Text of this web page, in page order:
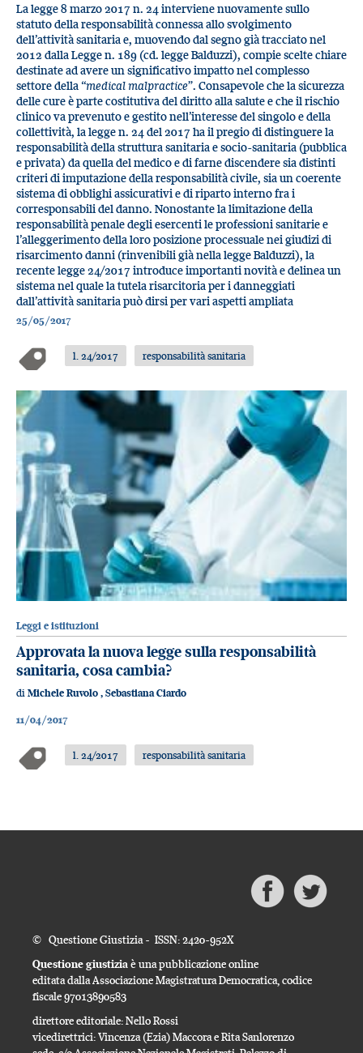
La legge 8 marzo 2017 n. 24 interviene nuovamente sullo
statuto della responsabilità connessa allo svolgimento
dell’attività sanitaria e, muovendo dal segno già tracciato nel
2012 dalla Legge n. 189 (cd. legge Balduzzi), compie scelte chiare
destinate ad avere un significativo impatto nel complesso
settore della “medical malpractice”. Consapevole che la sicurezza
delle cure è parte costitutiva del diritto alla salute e che il rischio
clinico va prevenuto e gestito nell’interesse del singolo e della
collettività, la legge n. 24 del 2017 ha il pregio di distinguere la
responsabilità della struttura sanitaria e socio-sanitaria (pubblica
e privata) da quella del medico e di farne discendere sia distinti
criteri di imputazione della responsabilità civile, sia un coerente
sistema di obblighi assicurativi e di riparto interno fra i
corresponsabili del danno. Nonostante la limitazione della
responsabilità penale degli esercenti le professioni sanitarie e
l’alleggerimento della loro posizione processuale nei giudizi di
risarcimento danni (rinvenibili già nella legge Balduzzi), la
recente legge 24/2017 introduce importanti novità e delinea un
sistema nel quale la tutela risarcitoria per i danneggiati
dall’attività sanitaria può dirsi per vari aspetti ampliata
25/05/2017
l. 24/2017 responsabilità sanitaria
Leggi e istituzioni
Approvata la nuova legge sulla responsabilità
sanitaria, cosa cambia?
di Michele Ruvolo , Sebastiana Ciardo
11/04/2017
l. 24/2017 responsabilità sanitaria
© Questione Giustizia - ISSN: 2420-952X
Questione giustiziaè una pubblicazione online
editata dalla Associazione Magistratura Democratica, codice
fiscale 97013890583
direttore editoriale: Nello Rossi
vicedirettrici: Vincenza (Ezia) Maccora e Rita Sanlorenzo